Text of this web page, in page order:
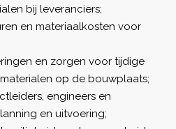
bij leveranciers;
en materiaalkosten voor
en zorgen voor tijdige
op de bouwplaats;
engineers en
en uitvoering;